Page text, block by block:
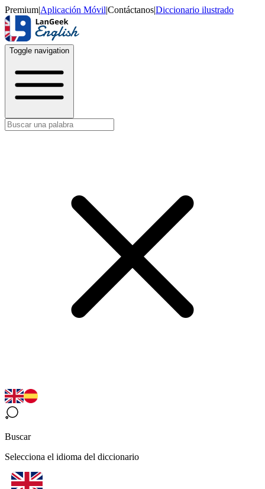
Premium|Aplicación Móvil|Contáctanos|Diccionario ilustrado
Toggle navigation
Buscar
Selecciona el idioma del diccionario